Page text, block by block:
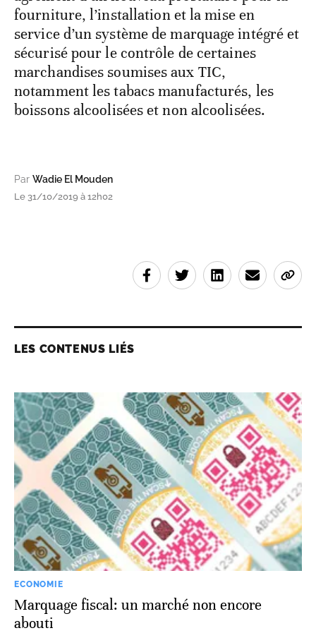
fourniture, l’installation et la mise en
service d’un système de marquage intégré et
sécurisé pour le contrôle de certaines
marchandises soumises aux TIC,
notamment les tabacs manufacturés, les
boissons alcoolisées et non alcoolisées.
Par Wadie El Mouden
Le 31/10/2019 à 12h02
LES CONTENUS LIÉS
ECONOMIE
Marquage fiscal: un marché non encore
abouti